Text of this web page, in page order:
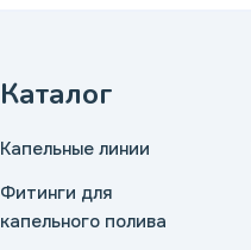
Каталог
Капельные линии
Фитинги для
капельного полива